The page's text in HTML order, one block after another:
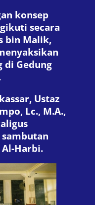
konsep
secara
bin Malik,
di Gedung
Ustaz
Lc., M.A.,
Al-Harbi.